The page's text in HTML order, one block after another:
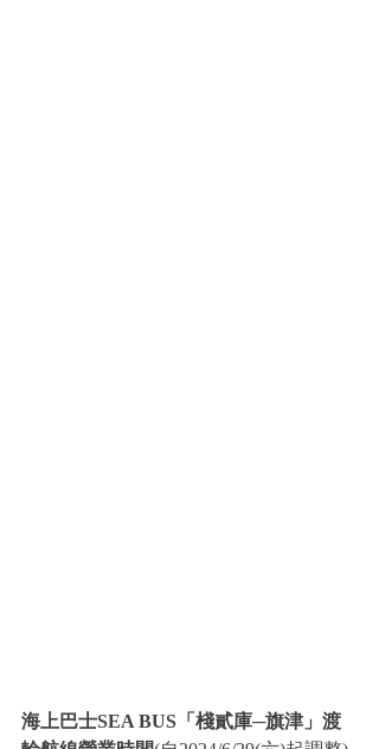
海上巴士SEA BUS「棧貳庫─旗津」渡